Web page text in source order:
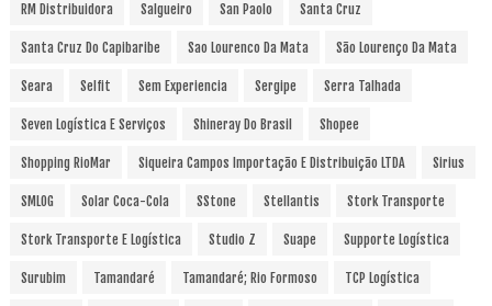
RM Distribuidora Salgueiro San Paolo Santa Cruz
Santa Cruz Do Capibaribe Sao Lourenco Da Mata São Lourenço Da Mata
Seara Selfit Sem Experiencia Sergipe Serra Talhada
Seven Logística E Serviços Shineray Do Brasil Shopee
Shopping RioMar Siqueira Campos Importação E Distribuição LTDA Sirius
SMLOG Solar Coca-Cola SStone Stellantis Stork Transporte
Stork Transporte E Logística Studio Z Suape Supporte Logística
Surubim Tamandaré Tamandaré; Rio Formoso TCP Logística